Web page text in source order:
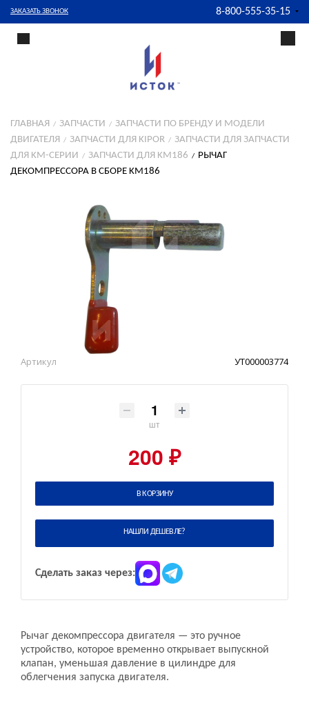
ЗАКАЗАТЬ ЗВОНОК 8-800-555-35-15
ГЛАВНАЯ ЗАПЧАСТИ
ЗАПЧАСТИ ПО БРЕНДУ И МОДЕЛИ
ДВИГАТЕЛЯ
ЗАПЧАСТИ ДЛЯ KIPOR
ЗАПЧАСТИ ДЛЯ ЗАПЧАСТИ
ДЛЯ KM-СЕРИИ
ЗАПЧАСТИ ДЛЯ KM186
РЫЧАГ
ДЕКОМПРЕССОРА В СБОРЕ KM186
Артикул УТ000003774
шт
200 ₽
В КОРЗИНУ
НАШЛИ ДЕШЕВЛЕ?
Сделать заказ через:
Рычаг декомпрессора двигателя — это ручное
устройство, которое временно открывает выпускной
клапан, уменьшая давление в цилиндре для
облегчения запуска двигателя.